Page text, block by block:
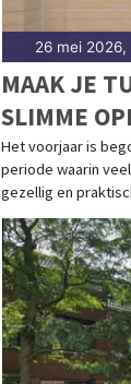
26 mei 2026,
MAAK JE
SLIMME
Het voorjaar is
periode waarin
gezellig en